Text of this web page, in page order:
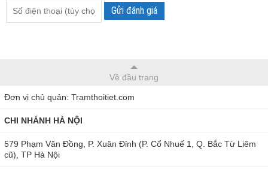
Gửi đánh giá
Về đầu trang
Đơn vị chủ quản: Tramthoitiet.com
CHI NHÁNH HÀ NỘI
579 Phạm Văn Đồng, P. Xuân Đỉnh (P. Cổ Nhuế 1, Q. Bắc Từ Liêm
cũ), TP Hà Nội